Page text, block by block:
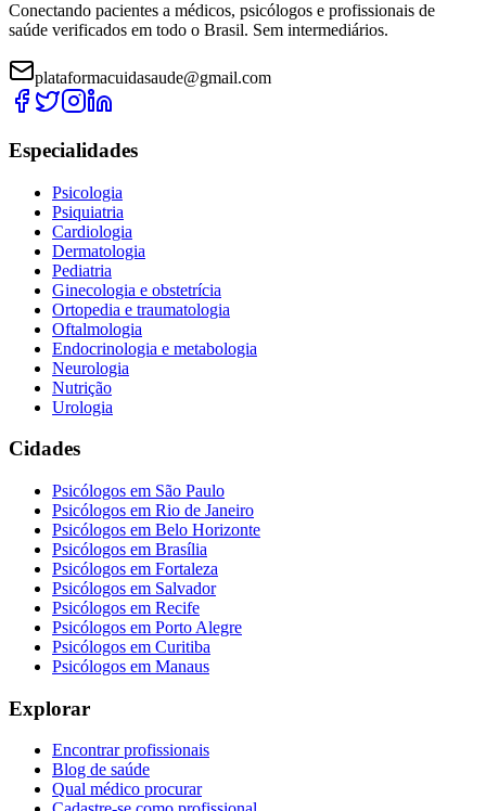
Conectando pacientes a médicos, psicólogos e profissionais de
saúde verificados em todo o Brasil. Sem intermediários.
plataformacuidasaude@gmail.com
Especialidades
Psicologia
Psiquiatria
Cardiologia
Dermatologia
Pediatria
Ginecologia e obstetrícia
Ortopedia e traumatologia
Oftalmologia
Endocrinologia e metabologia
Neurologia
Nutrição
Urologia
Cidades
Psicólogos em São Paulo
Psicólogos em Rio de Janeiro
Psicólogos em Belo Horizonte
Psicólogos em Brasília
Psicólogos em Fortaleza
Psicólogos em Salvador
Psicólogos em Recife
Psicólogos em Porto Alegre
Psicólogos em Curitiba
Psicólogos em Manaus
Explorar
Encontrar profissionais
Blog de saúde
Qual médico procurar